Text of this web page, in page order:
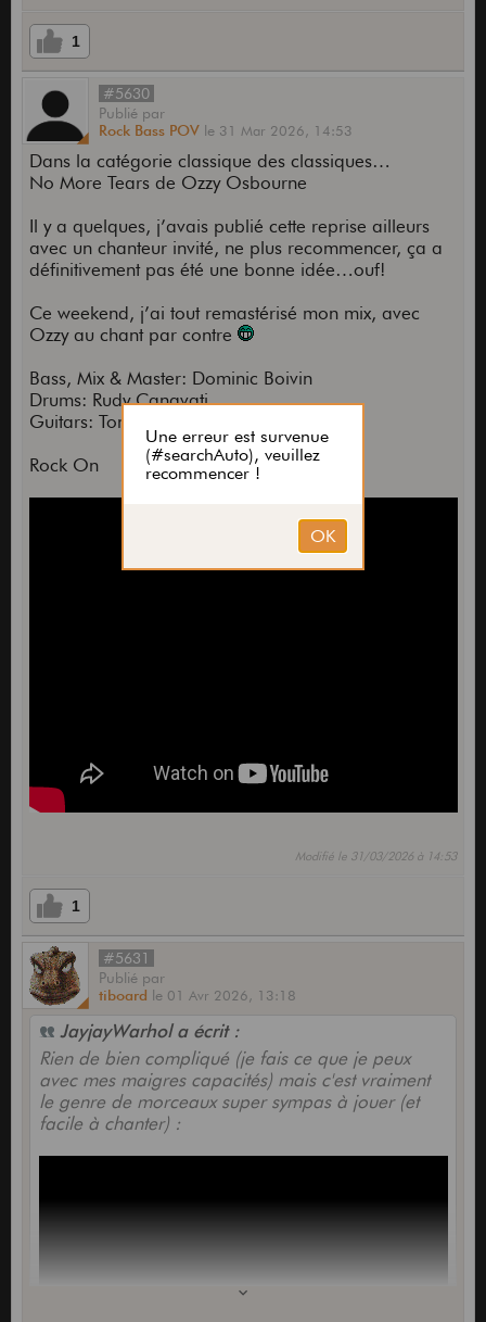
1
#5630
Publié par
Rock Bass POV le 31 Mar 2026, 14:53
Dans la catégorie classique des classiques…
No More Tears de Ozzy Osbourne
Il y a quelques, j’avais publié cette reprise ailleurs
avec un chanteur invité, ne plus recommencer, ça a
définitivement pas été une bonne idée…ouf!
Ce weekend, j’ai tout remastérisé mon mix, avec
Ozzy au chant par contre
Bass, Mix & Master: Dominic Boivin
Drums: Rudy Canavati
Guitars: Tony Paré
Rock On
Modifié le 31/03/2026 à 14:53
1
#5631
Publié par
tiboard le 01 Avr 2026, 13:18
JayjayWarhol a écrit :
Rien de bien compliqué (je fais ce que je peux
avec mes maigres capacités) mais c'est vraiment
le genre de morceaux super sympas à jouer (et
facile à chanter) :